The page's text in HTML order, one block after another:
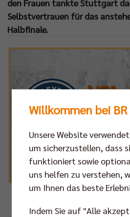
den Frauen tankte Stuttgart
Selbstvertrauen für das
Halbfinale.
Willkommen bei
Unsere Website
um sicherzustellen, dass
funktioniert sowie
uns helfen zu verstehen,
um Ihnen das beste
Indem Sie auf "Alle